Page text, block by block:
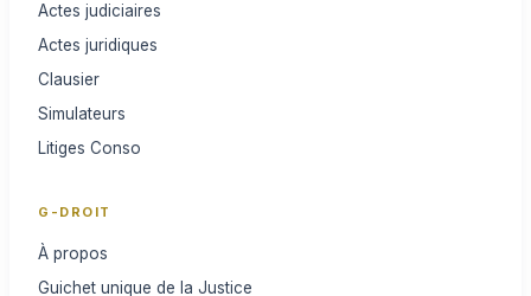
Actes judiciaires
Actes juridiques
Clausier
Simulateurs
Litiges Conso
G-DROIT
À propos
Guichet unique de la Justice